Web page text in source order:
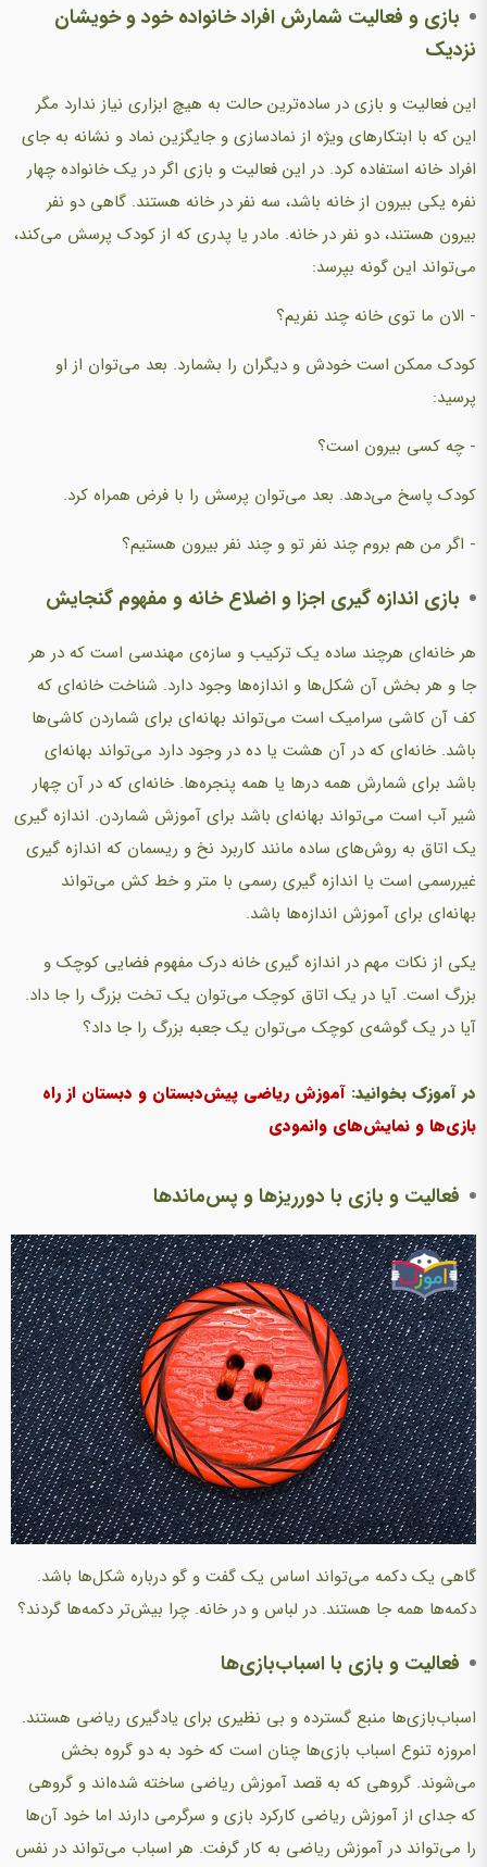
بازی و فعالیت شمارش افراد خانواده خود و خویشان
نزدیک
این فعالیت و بازی در ساده‌ترین حالت به هیچ ابزاری نیاز ندارد مگر
این که با ابتکارهای ویژه از نمادسازی و جایگزین نماد و نشانه به جای
افراد خانه استفاده کرد. در این فعالیت و بازی اگر در یک خانواده چهار
نفره یکی بیرون از خانه باشد، سه نفر در خانه هستند. گاهی دو نفر
بیرون هستند، دو نفر در خانه. مادر یا پدری که از کودک پرسش می‌کند،
می‌تواند این گونه بپرسد:
- الان ما توی خانه چند نفریم؟
کودک ممکن است خودش و دیگران را بشمارد. بعد می‌توان از او
پرسید:
- چه کسی بیرون است؟
کودک پاسخ می‌دهد. بعد می‌توان پرسش را با فرض همراه کرد.
- اگر من هم بروم چند نفر تو و چند نفر بیرون هستیم؟
بازی اندازه گیری اجزا و اضلاع خانه و مفهوم گنجایش
هر خانه‌ای هرچند ساده یک ترکیب و سازه‌ی مهندسی است که در هر
جا و هر بخش آن شکل‌ها و اندازه‌ها وجود دارد. شناخت خانه‌ای که
کف آن کاشی سرامیک است می‌تواند بهانه‌ای برای شماردن کاشی‌ها
باشد. خانه‌ای که در آن هشت یا ده در وجود دارد می‌تواند بهانه‌ای
باشد برای شمارش همه درها یا همه پنجره‌ها. خانه‌ای که در آن چهار
شیر آب است می‌تواند بهانه‌ای باشد برای آموزش شماردن. اندازه گیری
یک اتاق به روش‌های ساده مانند کاربرد نخ و ریسمان که اندازه گیری
غیررسمی است یا اندازه گیری رسمی با متر و خط کش می‌تواند
بهانه‌ای برای آموزش اندازه‌ها باشد.
یکی از نکات مهم در اندازه گیری خانه درک مفهوم فضایی کوچک و
بزرگ است. آیا در یک اتاق کوچک می‌توان یک تخت بزرگ را جا داد.
آیا در یک گوشه‌ی کوچک می‌توان یک جعبه بزرگ را جا داد؟
در آموزک بخوانید: آموزش ریاضی پیش‌دبستان و دبستان از راه
بازی‌ها و نمایش‌های وانمودی
فعالیت و بازی با دورریزها و پس‌ماندها
گاهی یک دکمه می‌تواند اساس یک گفت و گو درباره شکل‌ها باشد.
دکمه‌ها همه جا هستند. در لباس و در خانه. چرا بیش‌تر دکمه‌ها گردند؟
فعالیت و بازی با اسباب‌بازی‌ها
اسباب‌بازی‌ها منبع گسترده و بی نظیری برای یادگیری ریاضی هستند.
امروزه تنوع اسباب بازی‌ها چنان است که خود به دو گروه بخش
می‌شوند. گروهی که به قصد آموزش ریاضی ساخته شده‌اند و گروهی
که جدای از آموزش ریاضی کارکرد بازی و سرگرمی دارند اما خود آن‌ها
را می‌تواند در آموزش ریاضی به کار گرفت. هر اسباب می‌تواند در نفس